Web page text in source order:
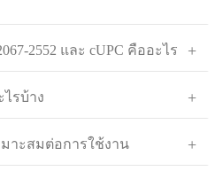
2552 และ cUPC คืออะไร
รบ้าง
าะสมต่อการใช้งาน